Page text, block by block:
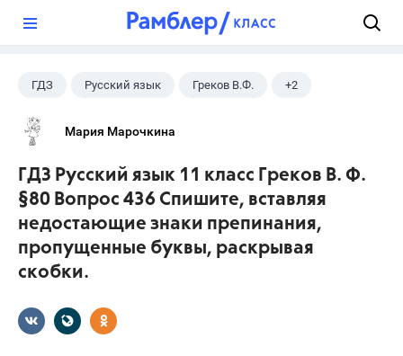
ГДЗ Русский язык Греков В.Ф. +2
11 класс
Мария Марочкина
ГДЗ Русский язык 11 класс Греков В. Ф.
§80 Вопрос 436 Спишите, вставляя
недостающие знаки препинания,
пропущенные буквы, раскрывая
скобки.